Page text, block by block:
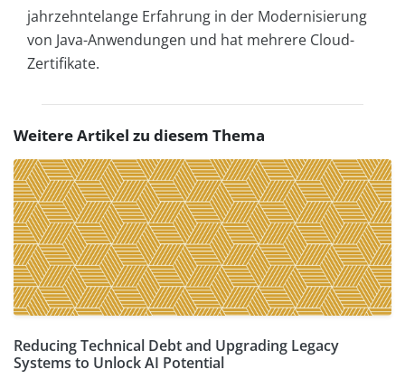
jahrzehntelange Erfahrung in der Modernisierung
von Java-Anwendungen und hat mehrere Cloud-
Zertifikate.
Weitere Artikel zu diesem Thema
Reducing Technical Debt and Upgrading Legacy
Systems to Unlock AI Potential